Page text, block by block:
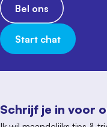
Schrijf je in voor
Bel ons
Start chat